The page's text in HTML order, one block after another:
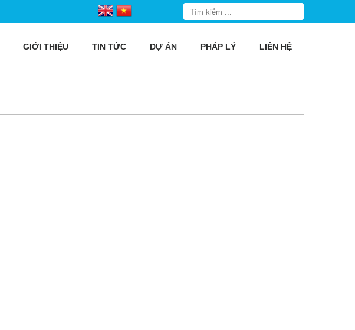
GIỚI THIỆU TIN TỨC DỰ ÁN PHÁP LÝ LIÊN HỆ